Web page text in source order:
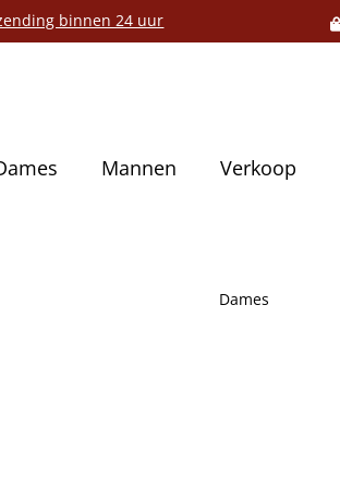
binnen 24 uur
Mannen Verkoop
Dames